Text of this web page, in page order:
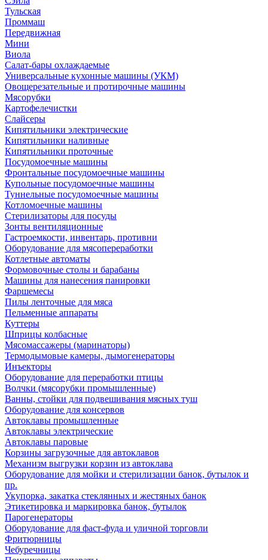
Тульская
Проммаш
Передвижная
Мини
Виола
Салат-бары охлаждаемые
Универсальные кухонные машины (УКМ)
Овощерезательные и протирочные машины
Мясорубки
Картофелечистки
Слайсеры
Кипятильники электрические
Кипятильники наливные
Кипятильники проточные
Посудомоечные машины
Фронтальные посудомоечные машины
Купольные посудомоечные машины
Туннельные посудомоечные машины
Котломоечные машины
Стерилизаторы для посуды
Зонты вентиляционные
Гастроемкости, инвентарь, противни
Оборудование для мясопереработки
Котлетные автоматы
Формовочные столы и барабаны
Машины для нанесения панировки
Фаршемесы
Пилы ленточные для мяса
Пельменные аппараты
Куттеры
Шприцы колбасные
Мясомассажеры (маринаторы)
Термодымовые камеры, дымогенераторы
Инъекторы
Оборудование для переработки птицы
Волчки (мясорубки промышленные)
Ванны, стойки для подвешивания мясных туш
Оборудование для консервов
Автоклавы промышленные
Автоклавы электрические
Автоклавы паровые
Корзины загрузочные для автоклавов
Механизм выгрузки корзин из автоклава
Оборудование для мойки и стерилизации банок, бутылок и
пр.
Укупорка, закатка стеклянных и жестяных банок
Этикетировка и маркировка банок, бутылок
Парогенераторы
Оборудование для фаст-фуда и уличной торговли
Фритюрницы
Чебуречницы